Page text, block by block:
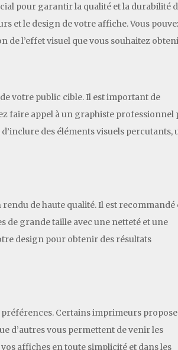
pour garantir la qualité et la durabilité
et le design de votre affiche. Vous
l’effet visuel que vous souhaitez
votre public cible. Il est important de
faire appel à un graphiste professionnel
des éléments visuels percutants,
de haute qualité. Il est recommandé
de grande taille avec une netteté et une
design pour obtenir des résultats
Certains imprimeurs
d’autres vous permettent de venir les
affiches en toute simplicité et dans les